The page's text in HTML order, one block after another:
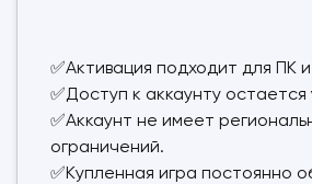
✅Активация подходит для ПК
✅Доступ к аккаунту остается
✅Аккаунт не имеет
ограничений.
✅Купленная игра постоянно